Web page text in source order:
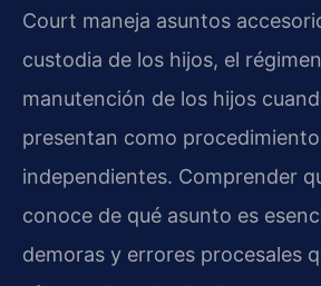
Court maneja asuntos
custodia de los hijos, el
manutención de los hijos
presentan como
independientes. Comprender
conoce de qué asunto es
demoras y errores procesales